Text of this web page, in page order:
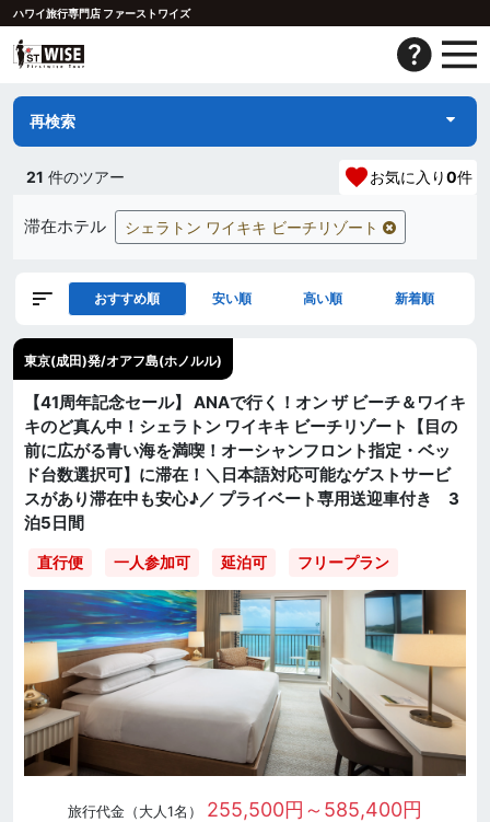
ハワイ旅行専門店 ファーストワイズ
再検索
21 件のツアー お気に入り0件
滞在ホテル シェラトン ワイキキ ビーチリゾート
おすすめ順 安い順 高い順 新着順
東京(成田)発/オアフ島(ホノルル)
【41周年記念セール】 ANAで行く！オン ザ ビーチ＆ワイキ
キのど真ん中！シェラトン ワイキキ ビーチリゾート【目の
前に広がる青い海を満喫！オーシャンフロント指定・ベッ
ド台数選択可】に滞在！＼日本語対応可能なゲストサービ
スがあり滞在中も安心♪／ プライベート専用送迎車付き 3
泊5日間
直行便 一人参加可 延泊可 フリープラン
旅行代金（大人1名） 255,500円～585,400円